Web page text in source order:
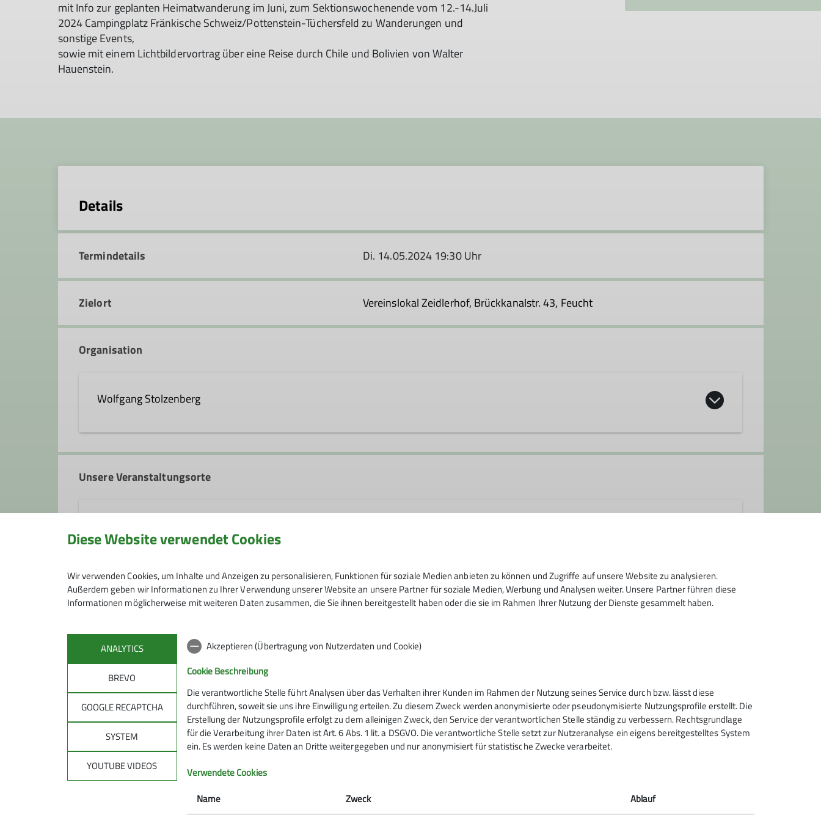
mit Info zur geplanten Heimatwanderung im Juni, zum Sektionswochenende vom 12.-14.Juli
2024 Campingplatz Fränkische Schweiz/Pottenstein-Tüchersfeld zu Wanderungen und
sonstige Events,
sowie mit einem Lichtbildervortrag über eine Reise durch Chile und Bolivien von Walter
Hauenstein.
Details
Termindetails Di. 14.05.2024 19:30 Uhr
Zielort Vereinslokal Zeidlerhof, Brückkanalstr. 43, Feucht
Organisation
Wolfgang Stolzenberg
Unsere Veranstaltungsorte
Brückkanalstr. 43
90537 Feucht
Sektion
DAV-Kletterzentrum Feucht
Mitgliedschaft
Newsletter
Mitteilungsheft
Gruppen
Bike-Gruppen
Jugend
Familiengruppe
Sektion Feucht des Deutschen
Alpenvereins e.V.
Schulstraße 28
90537 Feucht
Kontakt
Diese Website verwendet Cookies
Wir verwenden Cookies, um Inhalte und Anzeigen zu personalisieren, Funktionen für soziale Medien anbieten zu können und Zugriffe auf unsere Website zu analysieren.
Außerdem geben wir Informationen zu Ihrer Verwendung unserer Website an unsere Partner für soziale Medien, Werbung und Analysen weiter. Unsere Partner führen diese
Informationen möglicherweise mit weiteren Daten zusammen, die Sie ihnen bereitgestellt haben oder die sie im Rahmen Ihrer Nutzung der Dienste gesammelt haben.
ANALYTICS
BREVO
GOOGLE RECAPTCHA
SYSTEM
YOUTUBE VIDEOS
Akzeptieren (Übertragung von Nutzerdaten und Cookie)
Cookie Beschreibung
Die verantwortliche Stelle führt Analysen über das Verhalten ihrer Kunden im Rahmen der Nutzung seines Service durch bzw. lässt diese
durchführen, soweit sie uns ihre Einwilligung erteilen. Zu diesem Zweck werden anonymisierte oder pseudonymisierte Nutzungsprofile erstellt. Die
Erstellung der Nutzungsprofile erfolgt zu dem alleinigen Zweck, den Service der verantwortlichen Stelle ständig zu verbessern. Rechtsgrundlage
für die Verarbeitung ihrer Daten ist Art. 6 Abs. 1 lit. a DSGVO. Die verantwortliche Stelle setzt zur Nutzeranalyse ein eigens bereitgestelltes System
ein. Es werden keine Daten an Dritte weitergegeben und nur anonymisiert für statistische Zwecke verarbeitet.
Verwendete Cookies
Name
Zweck Ablauf